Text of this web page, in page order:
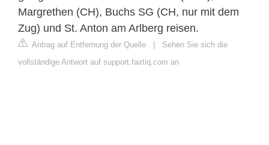
Margrethen (CH), Buchs SG (CH, nur mit dem
Zug) und St. Anton am Arlberg reisen.
Antrag auf Entfernung der Quelle | Sehen Sie sich die
vollständige Antwort auf support.fairtiq.com an